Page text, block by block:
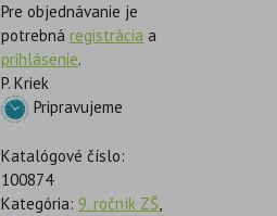
Pre objednávanie je
potrebnáregistrácia a
prihlásenie.
P. Kriek
Pripravujeme
Katalógové číslo:
100874
Kategória: 9. ročník ZŠ,